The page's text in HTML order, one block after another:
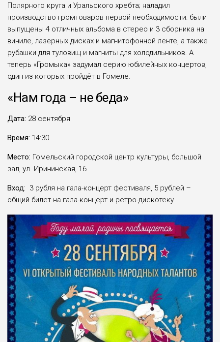
Полярного круга и Уральского хребта; наладил
производство громтоваров первой необходимости: были
выпущены 4 отличных альбома в стерео и 3 сборника на
виниле, лазерных дисках и магнитофонной ленте, а также
рубашки для туловищ и магниты для холодильников. А
теперь «Громыка» задумал серию юбилейных концертов,
один из которых пройдёт в Гомеле.
«Нам года – не беда»
Дата: 28 сентября
Время: 14:30
Место: Гомельский городской центр культуры, большой
зал, ул. Ирининская, 16
Вход: 3 рубля на гала-концерт фестиваля, 5 рублей –
общий билет на гала-концерт и ретро-дискотеку